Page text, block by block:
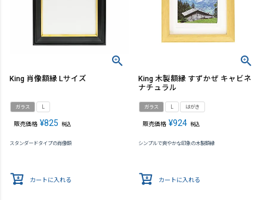
King 肖像額縁 Lサイズ
ガラス L
販売価格 ¥825 税込
スタンダードタイプの肖像額
カートに入れる
King 木製額縁 すずかぜ キャビネ
ナチュラル
ガラス L はがき
販売価格 ¥924 税込
シンプルで爽やかな印象の木製額縁
カートに入れる